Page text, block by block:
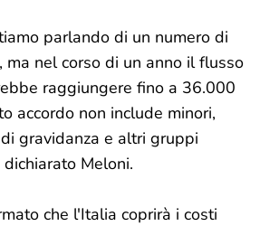
parlando di un numero di
ma nel corso di un anno il flusso
raggiungere fino a 36.000
accordo non include minori,
gravidanza e altri gruppi
Meloni.
che l'Italia coprirà i costi